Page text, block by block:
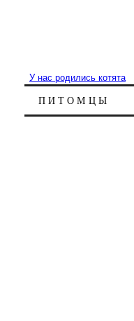
У нас родились котята
ПИТОМЦЫ